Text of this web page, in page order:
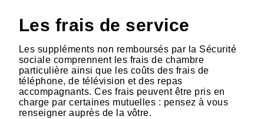
Les frais de service
Les suppléments non remboursés par la Sécurité
sociale comprennent les frais de chambre
particulière ainsi que les coûts des frais de
téléphone, de télévision et des repas
accompagnants. Ces frais peuvent être pris en
charge par certaines mutuelles : pensez à vous
renseigner auprès de la vôtre.